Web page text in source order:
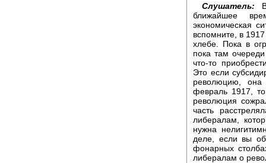
Слушатель:
ближайшее
экономическая
вспомните, в
хлебе. Пока в
пока там
что-то
Это если
революцию,
февраль 1917,
революция
часть
либералам,
нужна
деле, если вы
фонарных
либералам о